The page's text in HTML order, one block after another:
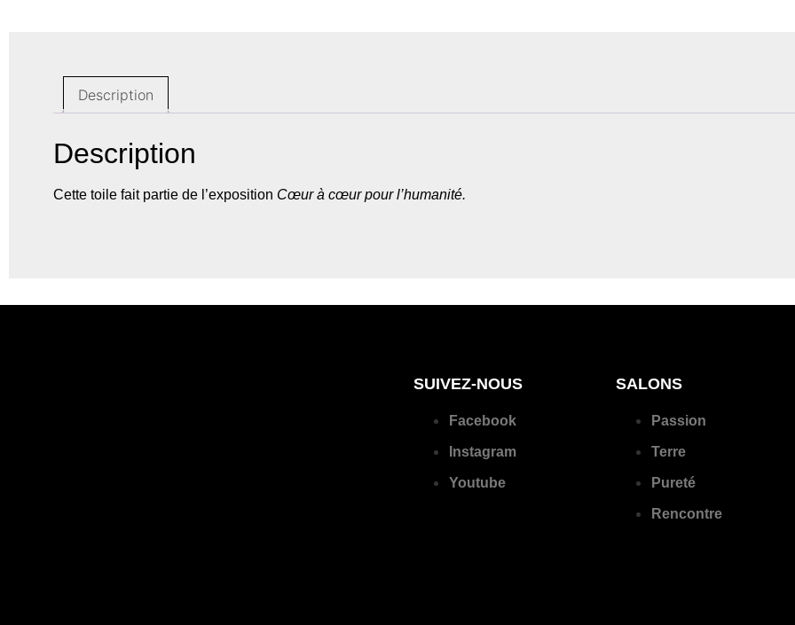
Description
Description
Cette toile fait partie de l’exposition Cœur à cœur pour l’humanité.
SUIVEZ-NOUS
Facebook
Instagram
Youtube
SALONS
Passion
Terre
Pureté
Rencontre